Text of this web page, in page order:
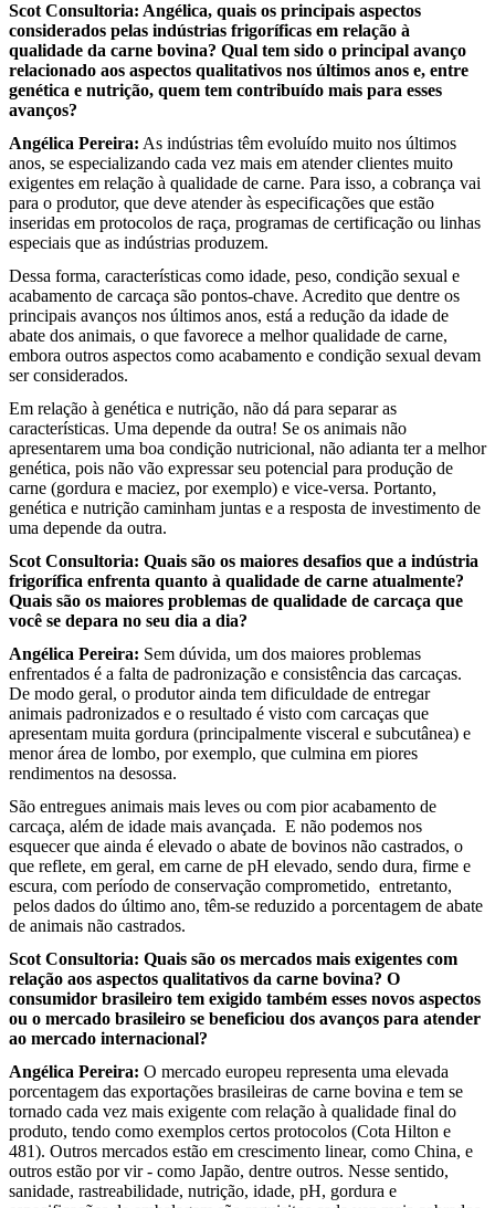
Scot Consultoria: Angélica, quais os principais aspectos
considerados pelas indústrias frigoríficas em relação à
qualidade da carne bovina? Qual tem sido o principal avanço
relacionado aos aspectos qualitativos nos últimos anos e, entre
genética e nutrição, quem tem contribuído mais para esses
avanços?
Angélica Pereira: As indústrias têm evoluído muito nos últimos
anos, se especializando cada vez mais em atender clientes muito
exigentes em relação à qualidade de carne. Para isso, a cobrança vai
para o produtor, que deve atender às especificações que estão
inseridas em protocolos de raça, programas de certificação ou linhas
especiais que as indústrias produzem.
Dessa forma, características como idade, peso, condição sexual e
acabamento de carcaça são pontos-chave. Acredito que dentre os
principais avanços nos últimos anos, está a redução da idade de
abate dos animais, o que favorece a melhor qualidade de carne,
embora outros aspectos como acabamento e condição sexual devam
ser considerados.
Em relação à genética e nutrição, não dá para separar as
características. Uma depende da outra! Se os animais não
apresentarem uma boa condição nutricional, não adianta ter a melhor
genética, pois não vão expressar seu potencial para produção de
carne (gordura e maciez, por exemplo) e vice-versa. Portanto,
genética e nutrição caminham juntas e a resposta de investimento de
uma depende da outra.
Scot Consultoria: Quais são os maiores desafios que a indústria
frigorífica enfrenta quanto à qualidade de carne atualmente?
Quais são os maiores problemas de qualidade de carcaça que
você se depara no seu dia a dia?
Angélica Pereira: Sem dúvida, um dos maiores problemas
enfrentados é a falta de padronização e consistência das carcaças.
De modo geral, o produtor ainda tem dificuldade de entregar
animais padronizados e o resultado é visto com carcaças que
apresentam muita gordura (principalmente visceral e subcutânea) e
menor área de lombo, por exemplo, que culmina em piores
rendimentos na desossa.
São entregues animais mais leves ou com pior acabamento de
carcaça, além de idade mais avançada. E não podemos nos
esquecer que ainda é elevado o abate de bovinos não castrados, o
que reflete, em geral, em carne de pH elevado, sendo dura, firme e
escura, com período de conservação comprometido, entretanto,
pelos dados do último ano, têm-se reduzido a porcentagem de abate
de animais não castrados.
Scot Consultoria: Quais são os mercados mais exigentes com
relação aos aspectos qualitativos da carne bovina? O
consumidor brasileiro tem exigido também esses novos aspectos
ou o mercado brasileiro se beneficiou dos avanços para atender
ao mercado internacional?
Angélica Pereira: O mercado europeu representa uma elevada
porcentagem das exportações brasileiras de carne bovina e tem se
tornado cada vez mais exigente com relação à qualidade final do
produto, tendo como exemplos certos protocolos (Cota Hilton e
481). Outros mercados estão em crescimento linear, como China, e
outros estão por vir - como Japão, dentre outros. Nesse sentido,
sanidade, rastreabilidade, nutrição, idade, pH, gordura e